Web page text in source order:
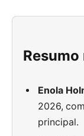
Enola
2026, com
principal.